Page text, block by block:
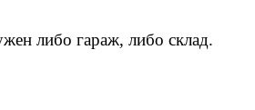
либо гараж, либо склад.